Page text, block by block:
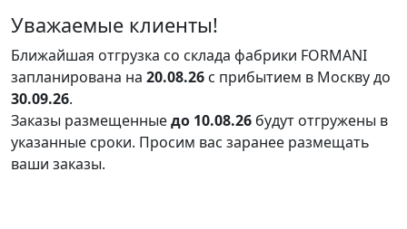
Уважаемые клиенты!
Ближайшая отгрузка со склада фабрики FORMANI
запланирована на 20.08.26 с прибытием в Москву до
30.09.26.
Заказы размещенныедо 10.08.26 будут отгружены в
указанные сроки. Просим вас заранее размещать
ваши заказы.